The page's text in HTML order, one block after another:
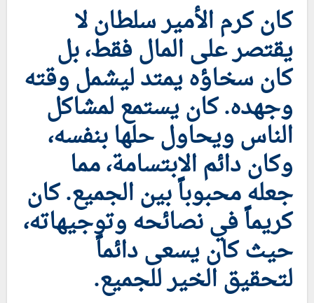
كان كرم الأمير سلطان لا
يقتصر على المال فقط، بل
كان سخاؤه يمتد ليشمل وقته
وجهده. كان يستمع لمشاكل
الناس ويحاول حلها بنفسه،
وكان دائم الابتسامة، مما
جعله محبوباً بين الجميع. كان
كريماً في نصائحه وتوجيهاته،
حيث كان يسعى دائماً
لتحقيق الخير للجميع.